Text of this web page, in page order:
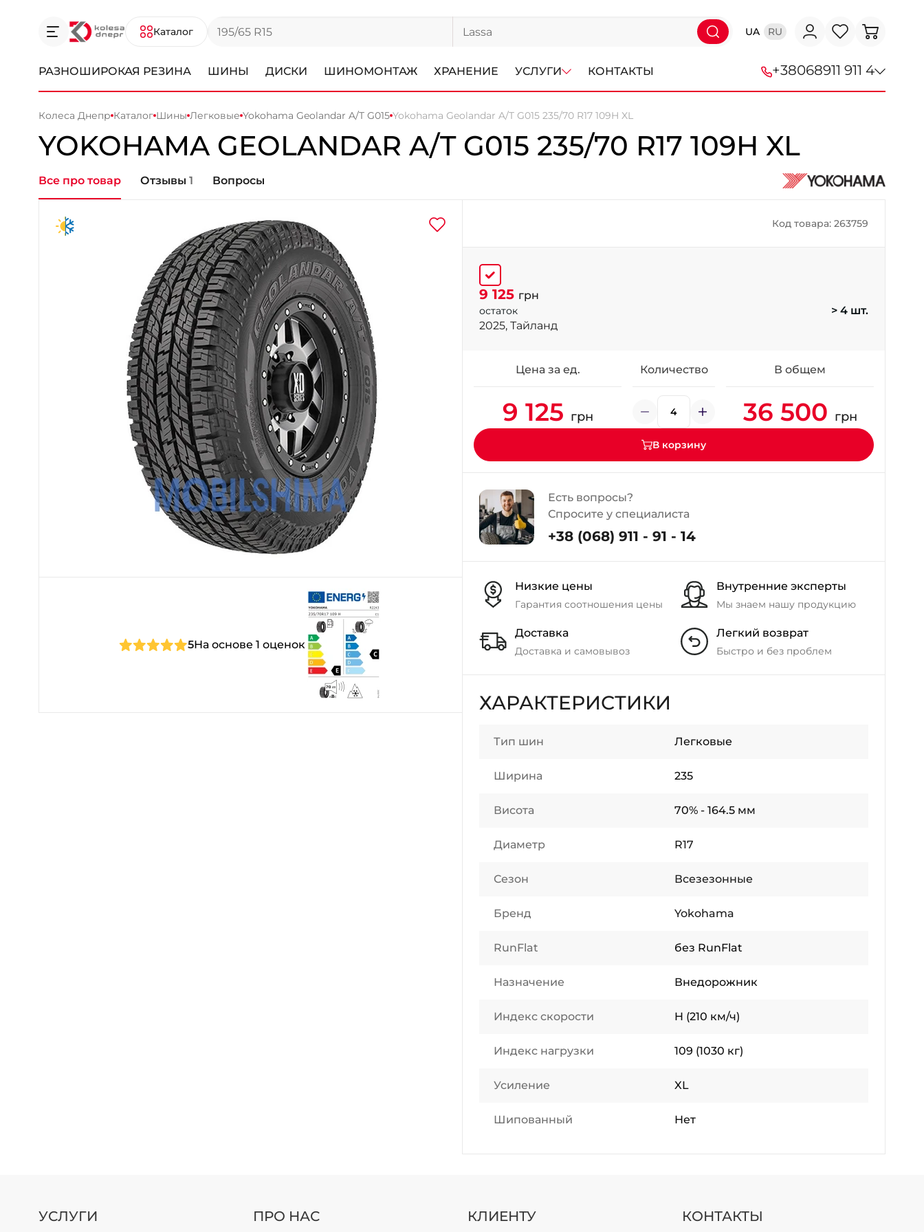
Каталог UA RU
РАЗНОШИРОКАЯ РЕЗИНА ШИНЫ ДИСКИ ШИНОМОНТАЖ ХРАНЕНИЕ УСЛУГИ КОНТАКТЫ +38068911 911 4
+38 (068) 911-911-4
+38 (050) 911-911-4
+38 (067) 113-44-44
+38 (098) 911-911-4
- Донецкое шоссе
+38 (050)-911-911-2
- Щепкина
+38 (099)-643-33-77
Колеса Днепр Каталог Шины Легковые Yokohama Geolandar A/T G015 Yokohama Geolandar A/T G015 235/70 R17 109H XL
YOKOHAMA GEOLANDAR A/T G015 235/70 R17 109H XL
Все про товар Отзывы 1 Вопросы
5На основе 1 оценок
Код товара: 263759
9 125 грн
остаток
> 4 шт.
2025, Тайланд
Цена за ед. Количество В общем
9 125 грн 36 500 грн
В корзину
Есть вопросы?
Спросите у специалиста
+38 (068) 911 - 91 - 14
Низкие цены
Гарантия соотношения цены
Внутренние эксперты
Мы знаем нашу продукцию
Доставка
Доставка и самовывоз
Легкий возврат
Быстро и без проблем
ХАРАКТЕРИСТИКИ
Тип шин Легковые
Ширина 235
Висота 70% - 164.5 мм
Диаметр R17
Сезон Всезезонные
Бренд Yokohama
RunFlat без RunFlat
Назначение Внедорожник
Индекс скорости H (210 км/ч)
Индекс нагрузки 109 (1030 кг)
Усиление XL
Шипованный Нет
УСЛУГИ ПРО НАС КЛИЕНТУ КОНТАКТЫ